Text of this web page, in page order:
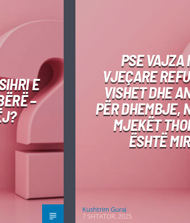
E
–
PSE VAJZA
VJEÇARE
VISHET DHE
PËR DHEMBJE,
MJEKËT
ËSHTË
Kushtrim Guraj
7 SHTATOR, 2025